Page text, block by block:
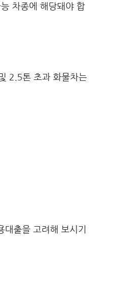
차종에 해당돼야 합
2.5톤 초과 화물차는
출을 고려해 보시기